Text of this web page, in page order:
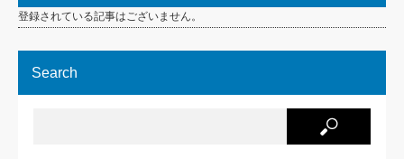
登録されている記事はございません。
Search